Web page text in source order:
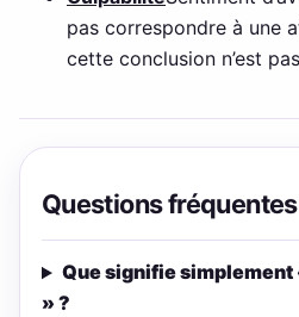
pas correspondre à une
cette conclusion n’est
Questions fréquentes
Que signifie simplement
» ?